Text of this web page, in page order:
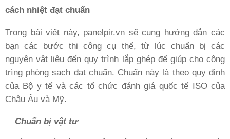
cách nhiệt đạt chuẩn
Trong bài viết này, panelpir.vn sẽ cung hướng dẫn các
bạn các bước thi công cụ thể, từ lúc chuẩn bị các
nguyên vật liệu đến quy trình lắp ghép để giúp cho công
trìng phòng sạch đạt chuẩn. Chuẩn này là theo quy định
của Bộ y tế và các tổ chức đánh giá quốc tế ISO của
Châu Âu và Mỹ.
Chuẩn bị vật tư